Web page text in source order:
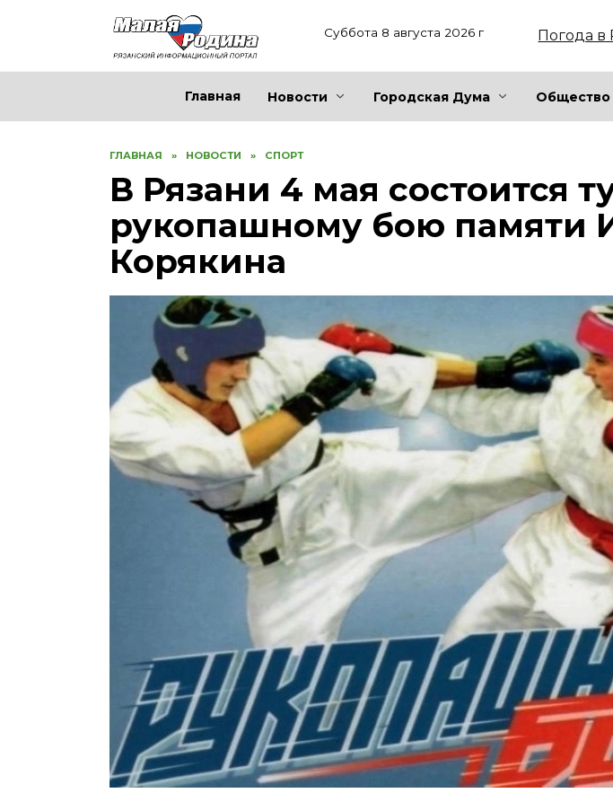
Суббота 8 августа 2026 г Погода в
Главная Новости Городская Дума Общество
ГЛАВНАЯ » НОВОСТИ » СПОРТ
В Рязани 4 мая состоится
рукопашному бою памяти
Корякина